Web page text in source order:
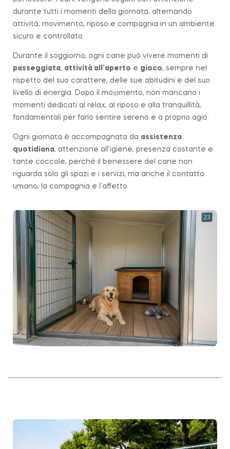
durante tutti i momenti della giornata, alternando
attività, movimento, riposo e compagnia in un ambiente
sicuro e controllato.
Durante il soggiorno, ogni cane può vivere momenti di
passeggiata, attività all’aperto e gioco, sempre nel
rispetto del suo carattere, delle sue abitudini e del suo
livello di energia. Dopo il movimento, non mancano i
momenti dedicati al relax, al riposo e alla tranquillità,
fondamentali per farlo sentire sereno e a proprio agio.
Ogni giornata è accompagnata da assistenza
quotidiana, attenzione all’igiene, presenza costante e
tante coccole, perché il benessere del cane non
riguarda solo gli spazi e i servizi, ma anche il contatto
umano, la compagnia e l’affetto.